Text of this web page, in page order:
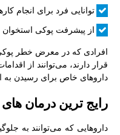
توانایی فرد برای انجام
از پیشرفت پوکی
افرادی که در معرض خطر
قرار دارند، می‌توانند از
داروهای خاص برای رسیدن به
رایج ترین درمان
داروهایی که می‌توانند به